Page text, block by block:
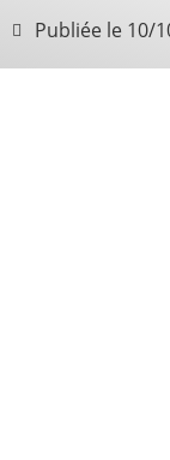
Publiée le 10/